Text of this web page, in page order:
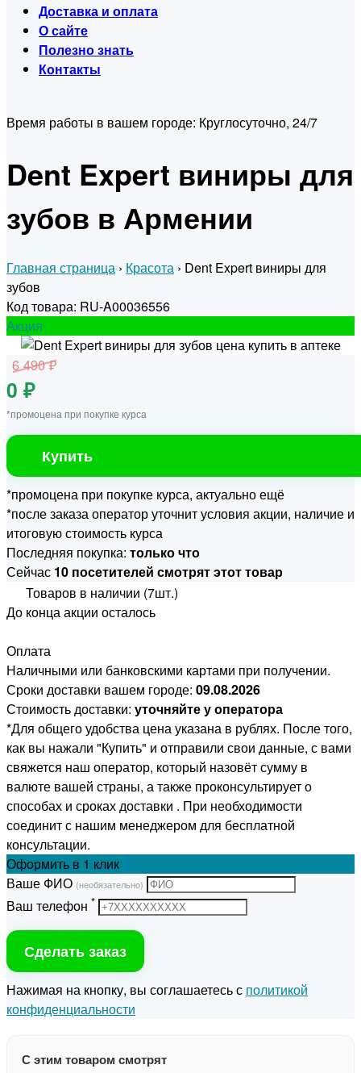
Доставка и оплата
О сайте
Полезно знать
Контакты
Время работы в вашем городе: Круглосуточно, 24/7
Dent Expert виниры для
зубов в Армении
Главная страница › Красота › Dent Expert виниры для
зубов
Код товара: RU-A00036556
Акция
6 490 ₽
0 ₽
*промоцена при покупке курса
Купить
*промоцена при покупке курса, актуально ещё
*после заказа оператор уточнит условия акции, наличие и
итоговую стоимость курса
Последняя покупка: только что
Сейчас 10 посетителей смотрят этот товар
Товаров в наличии (7шт.)
До конца акции осталось
Оплата
Наличными или банковскими картами при получении.
Сроки доставки вашем городе: 09.08.2026
Стоимость доставки: уточняйте у оператора
*Для общего удобства цена указана в рублях. После того,
как вы нажали "Купить" и отправили свои данные, с вами
свяжется наш оператор, который назовёт сумму в
валюте вашей страны, а также проконсультирует о
способах и сроках доставки . При необходимости
соединит с нашим менеджером для бесплатной
консультации.
Оформить в 1 клик
Ваше ФИО (необязательно)
Ваш телефон *
Сделать заказ
Нажимая на кнопку, вы соглашаетесь с политикой
конфиденциальности
С этим товаром смотрят